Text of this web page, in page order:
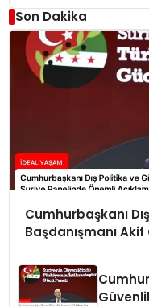
Son Dakika
Cumhurbaşkanı
Başdanışmanı